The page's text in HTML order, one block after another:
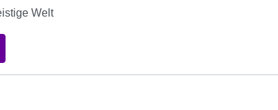
Welt